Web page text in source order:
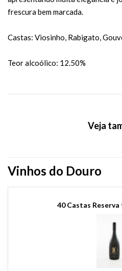
frescura bem marcada.
Castas: Viosinho, Rabigato,
Teor alcoólico: 12.50%
Veja
Vinhos do Douro
40 Castas